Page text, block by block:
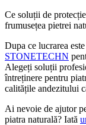
Ce soluții de
frumusețea pietrei
Dupa ce lucrarea
STONETECHN
Alegeți soluții
întreținere pentru
calitățile andezitului
Ai nevoie de ajutor
piatra naturală? Iată